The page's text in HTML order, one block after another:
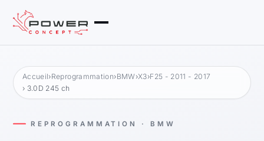
Accueil›Reprogrammation›BMW›X3›F25 - 2011 - 2017
› 3.0D 245 ch
REPROGRAMMATION · BMW